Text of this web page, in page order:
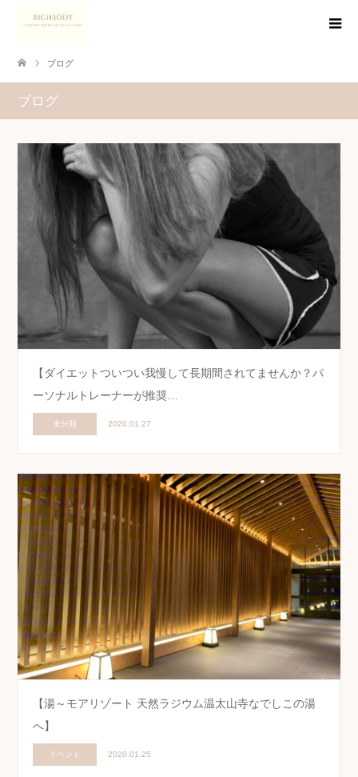
ブログ
ブログ
【ダイエットついつい我慢して長期間されてませんか？パ
ーソナルトレーナーが推奨…
未分類 2020.01.27
【湯～モアリゾート 天然ラジウム温太山寺なでしこの湯
へ】
イベント 2020.01.25